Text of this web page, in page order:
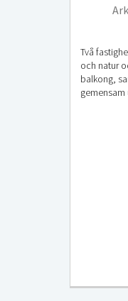
Två
och natur
balkong,
gemensam